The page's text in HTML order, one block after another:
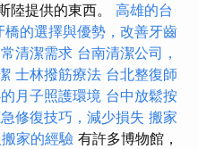
陸提供的東西。 高雄的台
橋的選擇與優勢，改善牙齒
清潔需求 台南清潔公司，
士林撥筋療法 台北整復師
月子照護環境 台中放鬆按
修復技巧，減少損失 搬家
家的經驗 有許多博物館，